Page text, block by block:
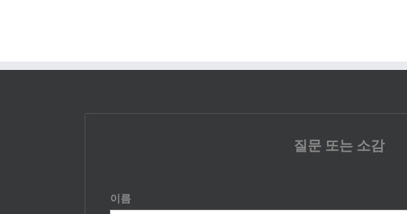
질문 또는 소감
이름